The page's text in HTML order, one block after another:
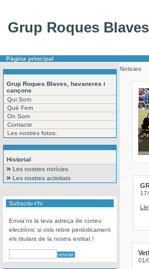
Grup Roques
Pàgina principal
Grup Roques Blaves, havaneres i
cançons
Qui Som
Què Fem
On Som
Contacte
Les nostres fotos:
Historial
Les nostres notícies
Les nostres activitats
Subscriu-t'hi
Envia'ns la teva adreça de correu
electrònic si vols rebre periòdicament
els titulars de la nostra entitat !
Noticies
01/